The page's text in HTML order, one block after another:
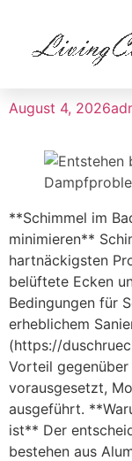
August 4, 2026
**Schimmel im
minimieren**
hartnäckigsten
belüftete Ecken
Bedingungen für
erheblichem
(https://
Vorteil gegenüber
vorausgesetzt,
ausgeführt.
ist** Der
bestehen aus